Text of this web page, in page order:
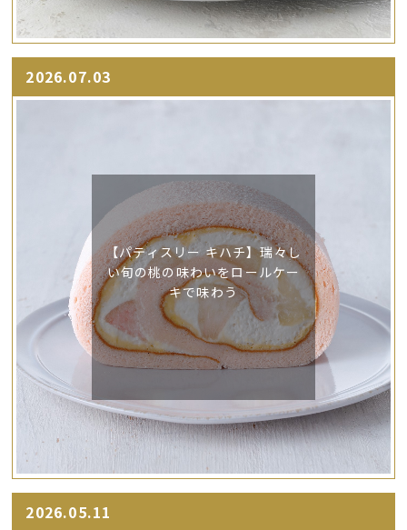
2026.07.03
【パティスリー キハチ】瑞々し
い旬の桃の味わいをロールケー
キで味わう
2026.05.11